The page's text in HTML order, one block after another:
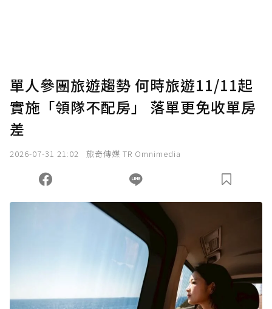
確認送出
您當前剩餘 U 利點數：0點；前往 購買點數
單人參團旅遊趨勢 何時旅遊11/11起
實施「領隊不配房」 落單更免收單房
差
2026-07-31 21:02 旅奇傳媒 TR Omnimedia